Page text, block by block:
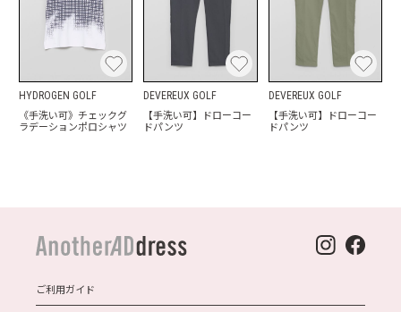
HYDROGEN GOLF
《手洗い可》チェックグ
ラデーションポロシャツ
DEVEREUX GOLF
【手洗い可】ドローコー
ドパンツ
DEVEREUX GOLF
【手洗い可】ドローコー
ドパンツ
ご利用ガイド